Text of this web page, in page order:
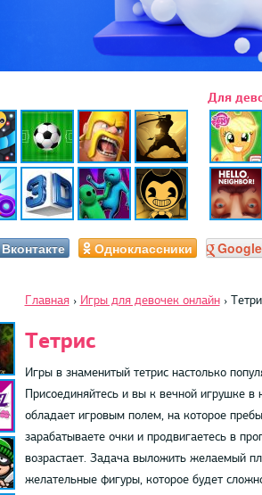
Для
Вконтакте Одноклассники
Главная › Игры для девочек онлайн ›
Тетрис
Игры в знаменитый тетрис настолько
Присоединяйтесь и вы к вечной игрушке
обладает игровым полем, на которое
зарабатываете очки и продвигаетесь в
возрастает. Задача выложить желаемый
желательные фигуры, которое будет